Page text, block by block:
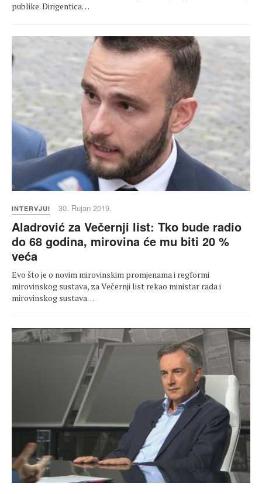
publike. Dirigentica…
INTERVJUI 30. Rujan 2019.
Aladrović za Večernji list: Tko bude radio
do 68 godina, mirovina će mu biti 20 %
veća
Evo što je o novim mirovinskim promjenama i regformi
mirovinskog sustava, za Večernji list rekao ministar rada i
mirovinskog sustava…